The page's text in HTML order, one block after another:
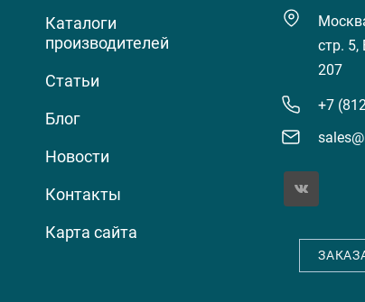
Каталоги
производителей
Статьи
Блог
Новости
Контакты
Карта сайта
стр.
207
+7